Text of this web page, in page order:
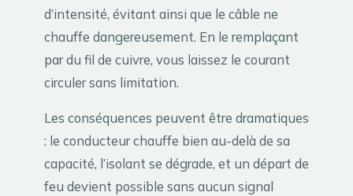
d’intensité, évitant ainsi que le câble ne
chauffe dangereusement. En le remplaçant
par du fil de cuivre, vous laissez le courant
circuler sans limitation.
Les conséquences peuvent être dramatiques
: le conducteur chauffe bien au-delà de sa
capacité, l’isolant se dégrade, et un départ de
feu devient possible sans aucun signal